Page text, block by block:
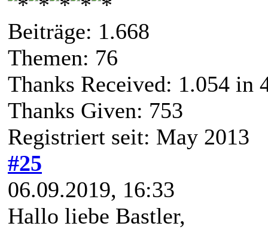
Beiträge: 1.668
Themen: 76
Thanks Received: 1.054 in
Thanks Given: 753
Registriert seit: May 2013
#25
06.09.2019, 16:33
Hallo liebe Bastler,